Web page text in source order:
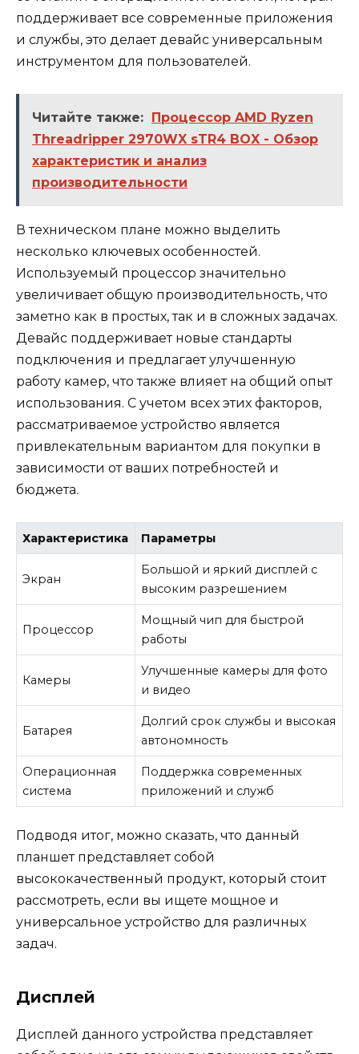
поддерживает все современные приложения
и службы, это делает девайс универсальным
инструментом для пользователей.
Читайте также: Процессор AMD Ryzen
Threadripper 2970WX sTR4 BOX - Обзор
характеристик и анализ
производительности
В техническом плане можно выделить
несколько ключевых особенностей.
Используемый процессор значительно
увеличивает общую производительность, что
заметно как в простых, так и в сложных задачах.
Девайс поддерживает новые стандарты
подключения и предлагает улучшенную
работу камер, что также влияет на общий опыт
использования. С учетом всех этих факторов,
рассматриваемое устройство является
привлекательным вариантом для покупки в
зависимости от ваших потребностей и
бюджета.
Характеристика Параметры
Экран
Большой и яркий дисплей с
высоким разрешением
Процессор
Мощный чип для быстрой
работы
Камеры
Улучшенные камеры для фото
и видео
Батарея
Долгий срок службы и высокая
автономность
Операционная
система
Поддержка современных
приложений и служб
Подводя итог, можно сказать, что данный
планшет представляет собой
высококачественный продукт, который стоит
рассмотреть, если вы ищете мощное и
универсальное устройство для различных
задач.
Дисплей
Дисплей данного устройства представляет